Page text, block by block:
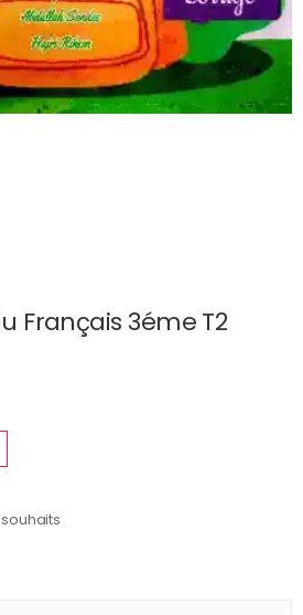
Français 3éme T2